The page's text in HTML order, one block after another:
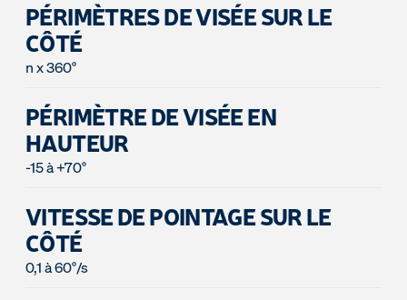
PÉRIMÈTRES DE VISÉE SUR LE
CÔTÉ
n x 360°
PÉRIMÈTRE DE VISÉE EN
HAUTEUR
-15 à +70°
VITESSE DE POINTAGE SUR LE
CÔTÉ
0,1 à 60°/s